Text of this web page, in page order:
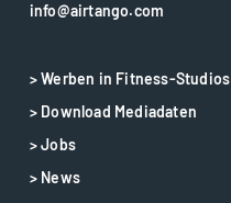
info@airtango.com
> Werben in Fitness-Studios
> Download Mediadaten
> Jobs
> News